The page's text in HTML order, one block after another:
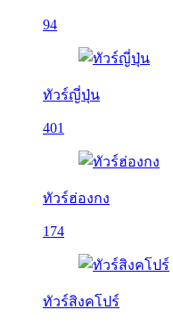
94
ทัวร์ญี่ปุ่น
401
ทัวร์ฮ่องกง
174
ทัวร์สิงคโปร์